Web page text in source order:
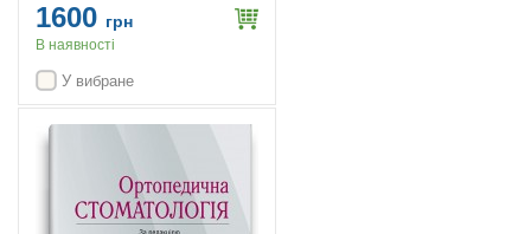
1600 грн
В наявності
У вибране